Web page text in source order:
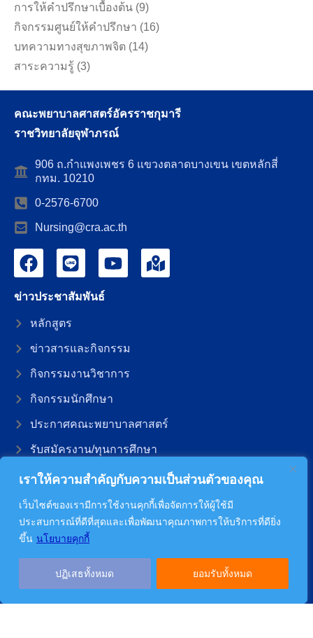
เราให้ความสำคัญกับความเป็นส่วนตัวของคุณ
เว็บไซต์ของเรามีการใช้งานคุกกี้เพื่อจัดการให้ผู้ใช้มี
ประสบการณ์ที่ดีที่สุดและเพื่อพัฒนาคุณภาพการให้บริการที่ดียิ่ง
ขึ้น นโยบายคุกกี้
ปฏิเสธทั้งหมด ยอมรับทั้งหมด
การให้คำปรึกษาเบื้องต้น (9)
กิจกรรมศูนย์ให้คำปรึกษา (16)
บทความทางสุขภาพจิต (14)
สาระความรู้ (3)
คณะพยาบาลศาสตร์อัครราชกุมารี
ราชวิทยาลัยจุฬาภรณ์
906 ถ.กำแพงเพชร 6 แขวงตลาดบางเขน เขตหลักสี่
กทม. 10210
0-2576-6700
Nursing@cra.ac.th
ข่าวประชาสัมพันธ์
หลักสูตร
ข่าวสารและกิจกรรม
กิจกรรมงานวิชาการ
กิจกรรมนักศึกษา
ประกาศคณะพยาบาลศาสตร์
รับสมัครงาน/ทุนการศึกษา
แจ้งเรื่องร้องเรียน
เกี่ยวกับองค์กร
ประวัติองค์กร
โครงสร้างองค์กร
หน่วยงานภายใน
ค่านิยมองค์กร